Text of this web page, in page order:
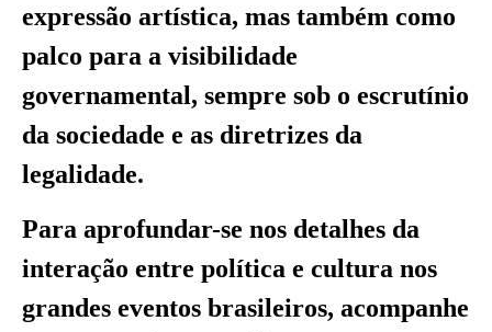
expressão artística, mas também como
palco para a visibilidade
governamental, sempre sob o escrutínio
da sociedade e as diretrizes da
legalidade.
Para aprofundar-se nos detalhes da
interação entre política e cultura nos
grandes eventos brasileiros, acompanhe